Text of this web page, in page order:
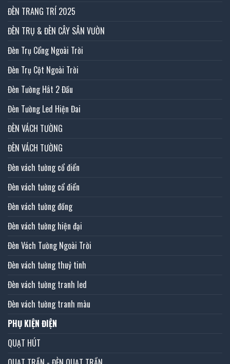
ĐÈN TRANG TRÍ 2025
ĐÈN TRỤ & ĐÈN CÂY SÂN VƯỜN
Đèn Trụ Cổng Ngoài Trời
Đèn Trụ Cột Ngoài Trời
Đèn Tường Hắt 2 Đầu
Đèn Tường Led Hiện Đai
ĐÈN VÁCH TƯỜNG
ĐÈN VÁCH TƯỜNG
Đèn vách tường cổ điển
Đèn vách tường cổ điển
Đèn vách tường đồng
Đèn vách tường hiện đại
Đèn Vách Tường Ngoài Trời
Đèn vách tường thuỷ tinh
Đèn vách tường tranh led
Đèn vách tường tranh màu
PHỤ KIỆN ĐIỆN
QUẠT HÚT